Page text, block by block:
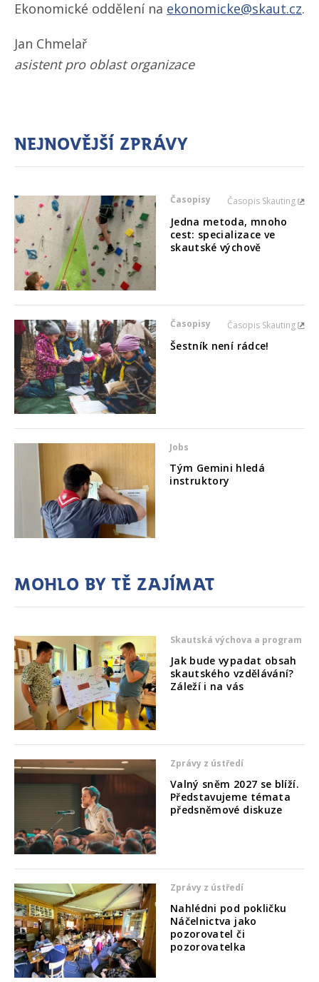
Ekonomické oddělení na ekonomicke@skaut.cz.
Jan Chmelař
asistent pro oblast organizace
Nejnovější zprávy
Časopisy Časopis Skauting
Jedna metoda, mnoho
cest: specializace ve
skautské výchově
Časopisy Časopis Skauting
Šestník není rádce!
Jobs
Tým Gemini hledá
instruktory
Mohlo by tě zajímat
Skautská výchova a program
Jak bude vypadat obsah
skautského vzdělávání?
Záleží i na vás
Zprávy z ústředí
Valný sněm 2027 se blíží.
Představujeme témata
předsněmové diskuze
Zprávy z ústředí
Nahlédni pod pokličku
Náčelnictva jako
pozorovatel či
pozorovatelka